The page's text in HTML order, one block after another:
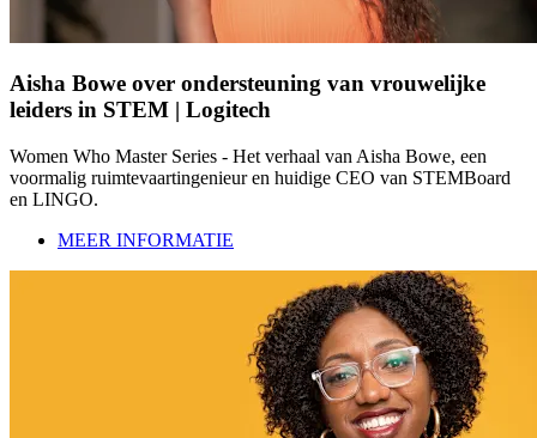
Aisha Bowe over ondersteuning van vrouwelijke
leiders in STEM | Logitech
Women Who Master Series - Het verhaal van Aisha Bowe, een
voormalig ruimtevaartingenieur en huidige CEO van STEMBoard
en LINGO.
MEER INFORMATIE